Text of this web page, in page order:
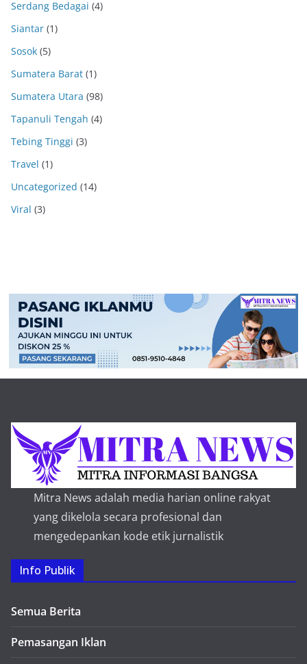
Serdang Bedagai (4)
Siantar (1)
Sosok (5)
Sumatera Barat (1)
Sumatera Utara (98)
Tapanuli Tengah (4)
Tebing Tinggi (3)
Travel (1)
Uncategorized (14)
Viral (3)
Mitra News adalah media harian online rakyat
yang dikelola secara profesional dan
mengedepankan kode etik jurnalistik
Info Publik
Semua Berita
Pemasangan Iklan